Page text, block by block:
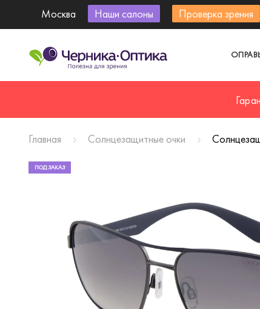
Москва Наши салоны Проверка зрения
Главная Солнцезащитные очки
ПОД ЗАКАЗ